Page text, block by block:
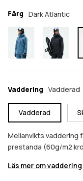
Färg Dark Atlantic
Vaddering Vadderad
Vadderad
Mellanvikts vaddering
prestanda (60g/m2
Läs mer om vaddering